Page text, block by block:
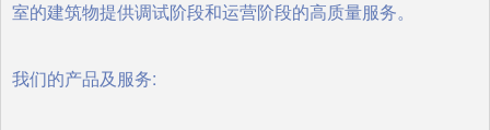
室的建筑物提供调试阶段和运营阶段的高质量服务。
我们的产品及服务: